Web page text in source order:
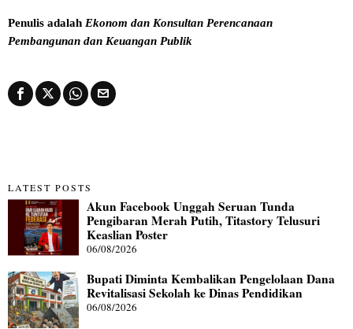
Penulis adalah Ekonom dan Konsultan Perencanaan
Pembangunan dan Keuangan Publik
LATEST POSTS
Akun Facebook Unggah Seruan Tunda
Pengibaran Merah Putih, Titastory Telusuri
Keaslian Poster
06/08/2026
Bupati Diminta Kembalikan Pengelolaan Dana
Revitalisasi Sekolah ke Dinas Pendidikan
06/08/2026